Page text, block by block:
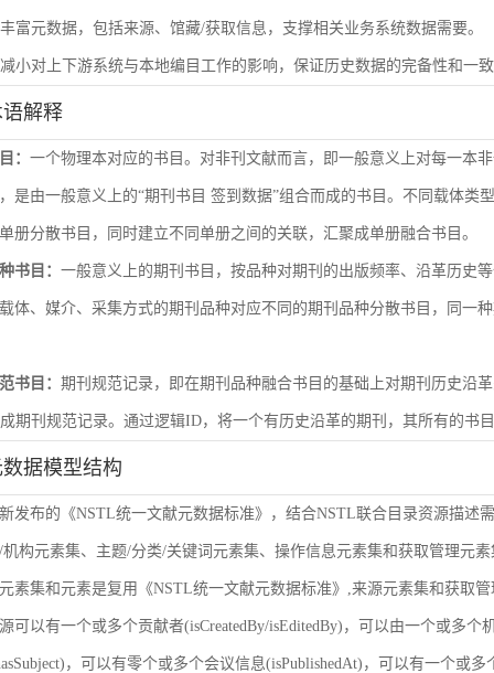
富元数据，包括来源、馆藏/获取信息，支撑相关业务系统数据需要。
小对上下游系统与本地编目工作的影响，保证历史数据的完备性和一
解释
： 一个物理本对应的书目。对非刊文献而言，即一般意义上对每一本
是由一般意义上的“期刊书目 签到数据”组合而成的书目。不同载体类
册分散书目，同时建立不同单册之间的关联，汇聚成单册融合书目。
书目： 一般意义上的期刊书目，按品种对期刊的出版频率、沿革历史
体、媒介、采集方式的期刊品种对应不同的期刊品种分散书目，同一
书目： 期刊规范记录，即在期刊品种融合书目的基础上对期刊历史沿
期刊规范记录。通过逻辑ID，将一个有历史沿革的期刊，其所有的书
据模型结构
发布的《NSTL统一文献元数据标准》，结合NSTL联合目录资源描述
构元素集、主题/分类/关键词元素集、操作信息元素集和获取管理元
素集和元素是复用《NSTL统一文献元数据标准》,来源元素集和获取
可以有一个或多个贡献者(isCreatedBy/isEditedBy)，可以由一个或多个
，可以有零个或多个会议信息(isPublishedAt)，可以有一个或